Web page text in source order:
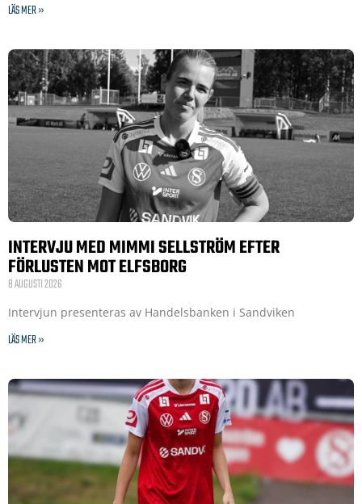
LÄS MER »
INTERVJU MED MIMMI SELLSTRÖM EFTER
FÖRLUSTEN MOT ELFSBORG
8 AUGUSTI 2026
Intervjun presenteras av Handelsbanken i Sandviken
LÄS MER »